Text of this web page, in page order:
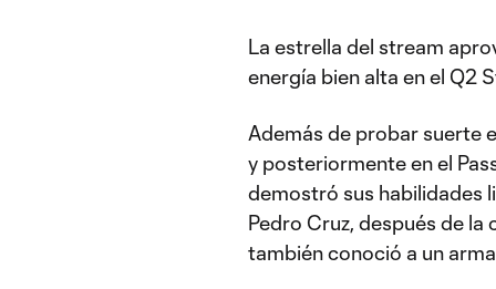
La estrella del stream
energía bien alta en el Q2
Además de probar suerte
y posteriormente en el
demostró sus habilidades
Pedro Cruz, después de
también conoció a un